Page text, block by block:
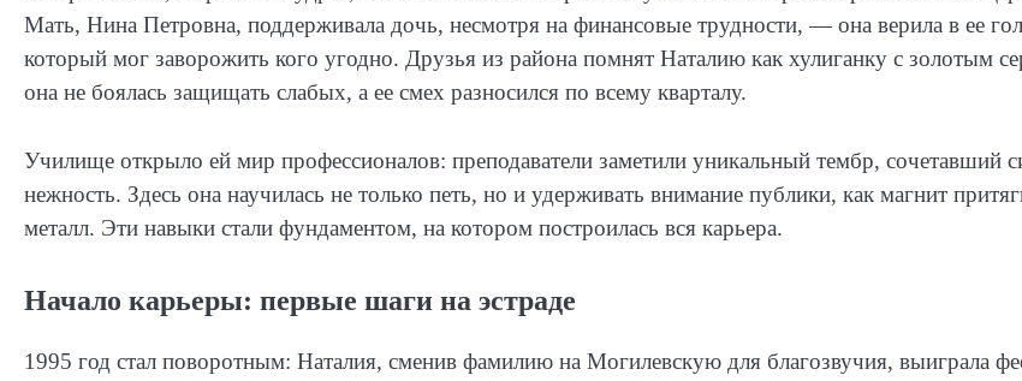
Мать, Нина Петровна, поддерживала дочь, несмотря на финансовые трудности, — она верила в ее
который мог заворожить кого угодно. Друзья из района помнят Наталию как хулиганку с золотым
она не боялась защищать слабых, а ее смех разносился по всему кварталу.
Училище открыло ей мир профессионалов: преподаватели заметили уникальный тембр, сочетавший
нежность. Здесь она научилась не только петь, но и удерживать внимание публики, как магнит
металл. Эти навыки стали фундаментом, на котором построилась вся карьера.
Начало карьеры: первые шаги на эстраде
1995 год стал поворотным: Наталия, сменив фамилию на Могилевскую для благозвучия, выиграла